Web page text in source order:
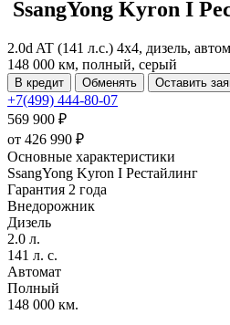
SsangYong Kyron I
2.0d AT (141 л.с.) 4x4, дизель,
148 000 км, полный, серый
В кредит Обменять Оставить
+7(499) 444-80-07
569 900 ₽
от 426 990 ₽
Основные характеристики
SsangYong Kyron I Рестайлинг
Гарантия 2 года
Внедорожник
Дизель
2.0 л.
141 л. с.
Автомат
Полный
148 000 км.